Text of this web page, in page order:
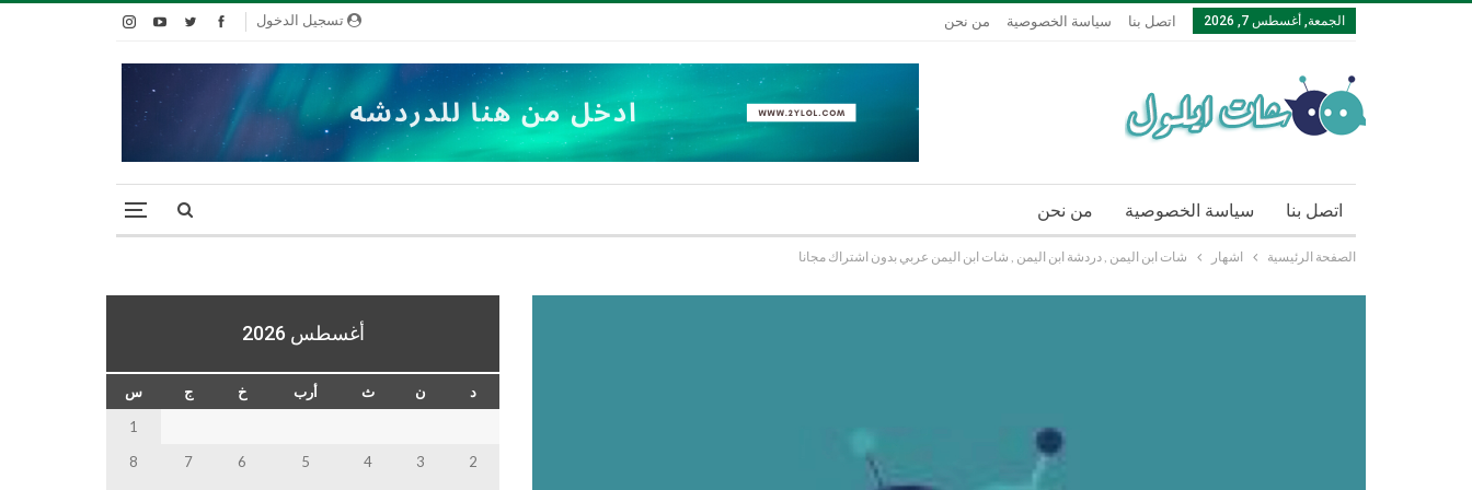
تسجيل الدخول الجمعة, أغسطس 7, 2026 اتصل بنا سياسة الخصوصية من نحن
اتصل بنا سياسة الخصوصية من نحن
الصفحة الرئيسية اشهار شات ابن اليمن , دردشة ابن اليمن , شات ابن اليمن عربي بدون اشتراك مجانا
أغسطس 2026
د ن ث أرب خ ج
س
1
2
3
4
5
6
7
8